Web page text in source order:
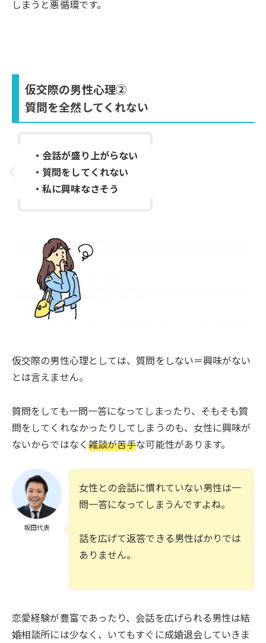
しまうと悪循環です。
仮交際の男性心理②
質問を全然してくれない
・会話が盛り上がらない
・質問をしてくれない
・私に興味なさそう
仮交際の男性心理としては、質問をしない＝興味がない
とは言えません。
質問をしても一問一答になってしまったり、そもそも質
問をしてくれなかったりしてしまうのも、女性に興味が
ないからではなく 雑談が苦手な可能性があります。
坂田代表
女性との会話に慣れていない男性は一
問一答になってしまうんですよね。
話を広げて返答できる男性ばかりでは
ありません。
恋愛経験が豊富であったり、会話を広げられる男性は結
婚相談所には少なく、いてもすぐに成婚退会していきま